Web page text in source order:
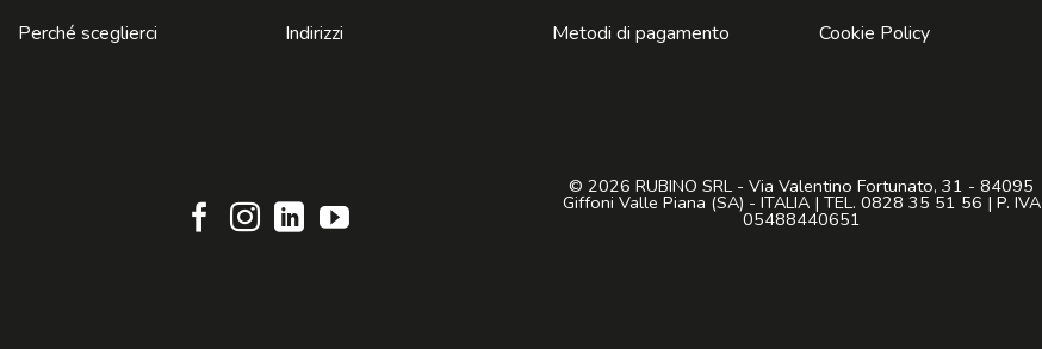
Perché sceglierci
Indirizzi
Metodi di pagamento
Cookie Policy
© 2026 RUBINO SRL - Via Valentino Fortunato, 31 - 84095
Giffoni Valle Piana (SA) - ITALIA | TEL. 0828 35 51 56 | P. IVA
05488440651